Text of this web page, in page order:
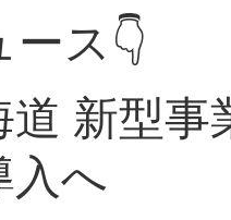
ス👇
新型
入へ